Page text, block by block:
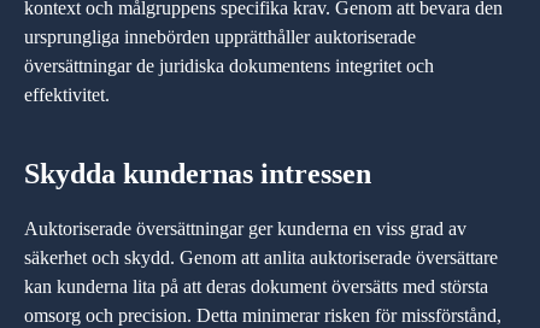
kontext och målgruppens specifika krav. Genom att bevara den
ursprungliga innebörden upprätthåller auktoriserade
översättningar de juridiska dokumentens integritet och
effektivitet.
Skydda kundernas intressen
Auktoriserade översättningar ger kunderna en viss grad av
säkerhet och skydd. Genom att anlita auktoriserade översättare
kan kunderna lita på att deras dokument översätts med största
omsorg och precision. Detta minimerar risken för missförstånd,